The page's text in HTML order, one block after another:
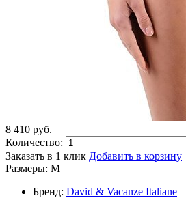
8 410 pуб.
Количество:
Заказать в 1 клик Добавить в корзину
Размеры: M
Бренд: David & Vacanze Italiane